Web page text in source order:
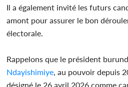
Il a également invité les futurs
amont pour assurer le bon
électorale.
Rappelons que le président
Ndayishimiye , au pouvoir depuis
désigné le 26 avril 2026 comme